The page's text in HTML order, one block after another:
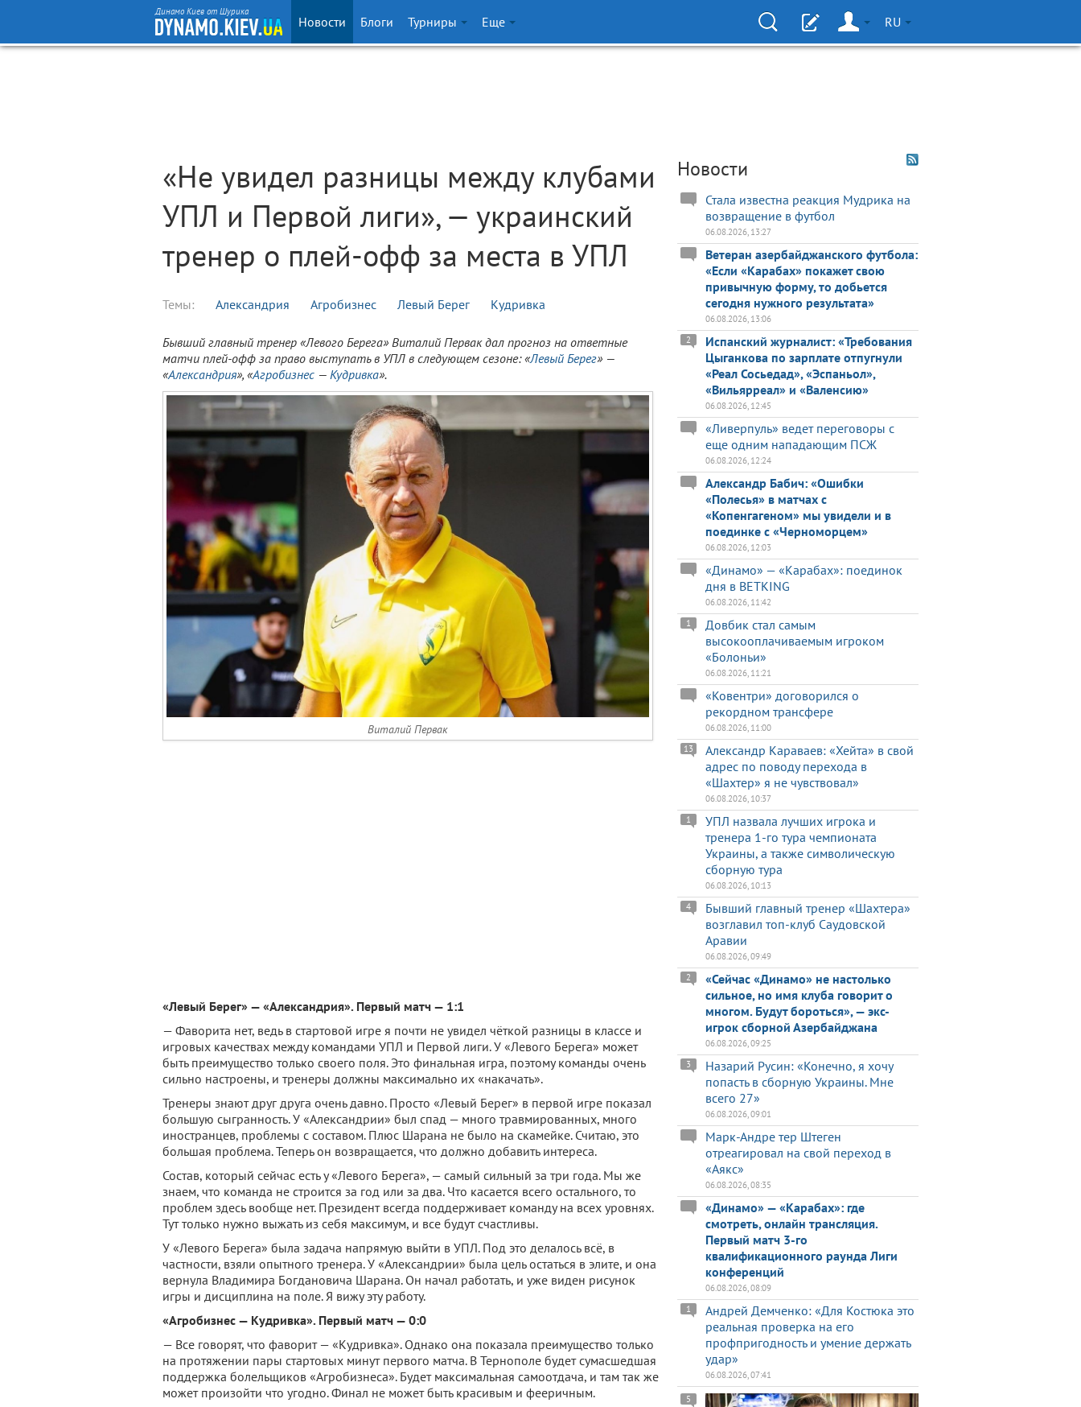
Динамо Киев от Шурика
Новости Блоги Турниры Еще RU
«Не увидел разницы между клубами
УПЛ и Первой лиги», — украинский
тренер о плей-офф за места в УПЛ
Темы: Александрия Агробизнес Левый Берег Кудривка
Бывший главный тренер «Левого Берега» Виталий Первак дал прогноз на ответные
матчи плей-офф за право выступать в УПЛ в следующем сезоне: «Левый Берег» —
«Александрия», «Агробизнес — Кудривка».
Виталий Первак
«Левый Берег» — «Александрия». Первый матч — 1:1
— Фаворита нет, ведь в стартовой игре я почти не увидел чёткой разницы в классе и
игровых качествах между командами УПЛ и Первой лиги. У «Левого Берега» может
быть преимущество только своего поля. Это финальная игра, поэтому команды очень
сильно настроены, и тренеры должны максимально их «накачать».
Тренеры знают друг друга очень давно. Просто «Левый Берег» в первой игре показал
большую сыгранность. У «Александрии» был спад — много травмированных, много
иностранцев, проблемы с составом. Плюс Шарана не было на скамейке. Считаю, это
большая проблема. Теперь он возвращается, что должно добавить интереса.
Состав, который сейчас есть у «Левого Берега», — самый сильный за три года. Мы же
знаем, что команда не строится за год или за два. Что касается всего остального, то
проблем здесь вообще нет. Президент всегда поддерживает команду на всех уровнях.
Тут только нужно выжать из себя максимум, и все будут счастливы.
У «Левого Берега» была задача напрямую выйти в УПЛ. Под это делалось всё, в
частности, взяли опытного тренера. У «Александрии» была цель остаться в элите, и она
вернула Владимира Богдановича Шарана. Он начал работать, и уже виден рисунок
игры и дисциплина на поле. Я вижу эту работу.
«Агробизнес — Кудривка». Первый матч — 0:0
— Все говорят, что фаворит — «Кудривка». Однако она показала преимущество только
на протяжении пары стартовых минут первого матча. В Тернополе будет сумасшедшая
поддержка болельщиков «Агробизнеса». Будет максимальная самоотдача, и там так же
может произойти что угодно. Финал не может быть красивым и фееричным.
Новости
Стала известна реакция Мудрика на
возвращение в футбол
06.08.2026, 13:27
Ветеран азербайджанского футбола:
«Если «Карабах» покажет свою
привычную форму, то добьется
сегодня нужного результата»
06.08.2026, 13:06
Испанский журналист: «Требования
Цыганкова по зарплате отпугнули
«Реал Сосьедад», «Эспаньол»,
«Вильярреал» и «Валенсию»
2
06.08.2026, 12:45
«Ливерпуль» ведет переговоры с
еще одним нападающим ПСЖ
06.08.2026, 12:24
Александр Бабич: «Ошибки
«Полесья» в матчах с
«Копенгагеном» мы увидели и в
поединке с «Черноморцем»
06.08.2026, 12:03
«Динамо» — «Карабах»: поединок
дня в BETKING
06.08.2026, 11:42
Довбик стал самым
высокооплачиваемым игроком
«Болоньи»
1
06.08.2026, 11:21
«Ковентри» договорился о
рекордном трансфере
06.08.2026, 11:00
Александр Караваев: «Хейта» в свой
адрес по поводу перехода в
«Шахтер» я не чувствовал»
13
06.08.2026, 10:37
УПЛ назвала лучших игрока и
тренера 1-го тура чемпионата
Украины, а также символическую
сборную тура
1
06.08.2026, 10:13
Бывший главный тренер «Шахтера»
возглавил топ-клуб Саудовской
Аравии
4
06.08.2026, 09:49
«Сейчас «Динамо» не настолько
сильное, но имя клуба говорит о
многом. Будут бороться», — экс-
игрок сборной Азербайджана
2
06.08.2026, 09:25
Назарий Русин: «Конечно, я хочу
попасть в сборную Украины. Мне
всего 27»
3
06.08.2026, 09:01
Марк-Андре тер Штеген
отреагировал на свой переход в
«Аякс»
06.08.2026, 08:35
«Динамо» — «Карабах»: где
смотреть, онлайн трансляция.
Первый матч 3-го
квалификационного раунда Лиги
конференций
06.08.2026, 08:09
Андрей Демченко: «Для Костюка это
реальная проверка на его
профпригодность и умение держать
удар»
1
06.08.2026, 07:41
5